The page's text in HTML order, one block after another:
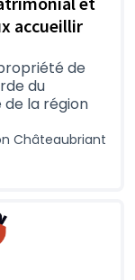
accueillir
de
du
de la région
Châteaubriant